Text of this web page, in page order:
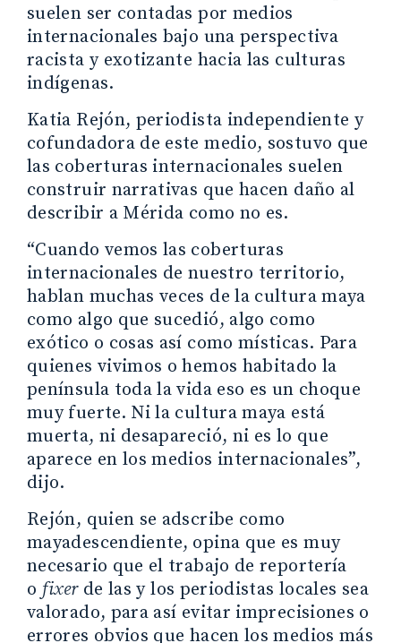
suelen ser contadas por medios
internacionales bajo una perspectiva
racista y exotizante hacia las culturas
indígenas.
Katia Rejón, periodista independiente y
cofundadora de este medio, sostuvo que
las coberturas internacionales suelen
construir narrativas que hacen daño al
describir a Mérida como no es.
“Cuando vemos las coberturas
internacionales de nuestro territorio,
hablan muchas veces de la cultura maya
como algo que sucedió, algo como
exótico o cosas así como místicas. Para
quienes vivimos o hemos habitado la
península toda la vida eso es un choque
muy fuerte. Ni la cultura maya está
muerta, ni desapareció, ni es lo que
aparece en los medios internacionales”,
dijo.
Rejón, quien se adscribe como
mayadescendiente, opina que es muy
necesario que el trabajo de reportería
o fixer de las y los periodistas locales sea
valorado, para así evitar imprecisiones o
errores obvios que hacen los medios más